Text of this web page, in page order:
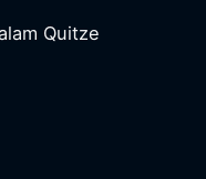
Quitze